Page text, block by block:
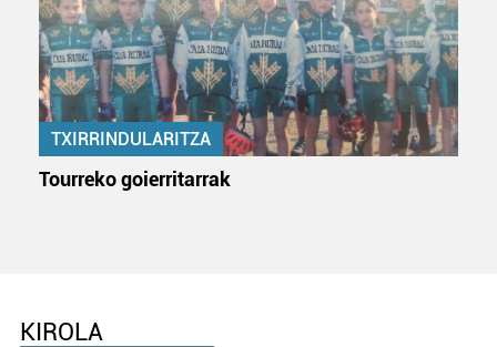
pertsonalizatuak eskaintzeko, iragarkiak eta edukia
neurtzeko, jendeari buruzko informazioa biltzeko eta
produktuak garatzeko. Zure datuak nork eta zertarako
erabiltzen dituen hauta dezakezu.
Bazkide batzuek ez dizute baimenik eskatzen, eta beren
interes komertzial legitimoetan babesten dira. Ikusi gure
bazkideen zerrenda, beren ustez zein helburutarako
buruzko informazio gehiago eta ezarri zure lehentasunak
TXIRRINDULARITZA
Tourreko goierritarrak
KIROLA